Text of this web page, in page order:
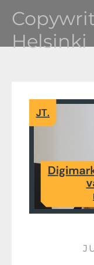
sisältöön
Helsinki